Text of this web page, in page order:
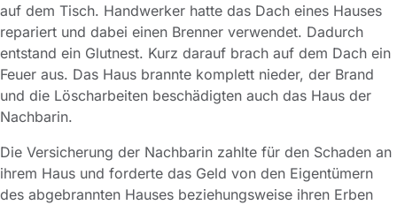
auf dem Tisch. Handwerker hatte das Dach eines Hauses
repariert und dabei einen Brenner verwendet. Dadurch
entstand ein Glutnest. Kurz darauf brach auf dem Dach ein
Feuer aus. Das Haus brannte komplett nieder, der Brand
und die Löscharbeiten beschädigten auch das Haus der
Nachbarin.
Die Versicherung der Nachbarin zahlte für den Schaden an
ihrem Haus und forderte das Geld von den Eigentümern
des abgebrannten Hauses beziehungsweise ihren Erben